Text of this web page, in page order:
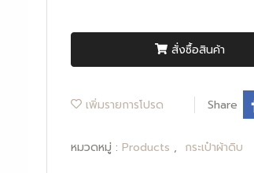
สั่งซื้อสินค้า
เพิ่มรายการโปรด Share
หมวดหมู่ : Products , กระเป๋าผ้าดิบ